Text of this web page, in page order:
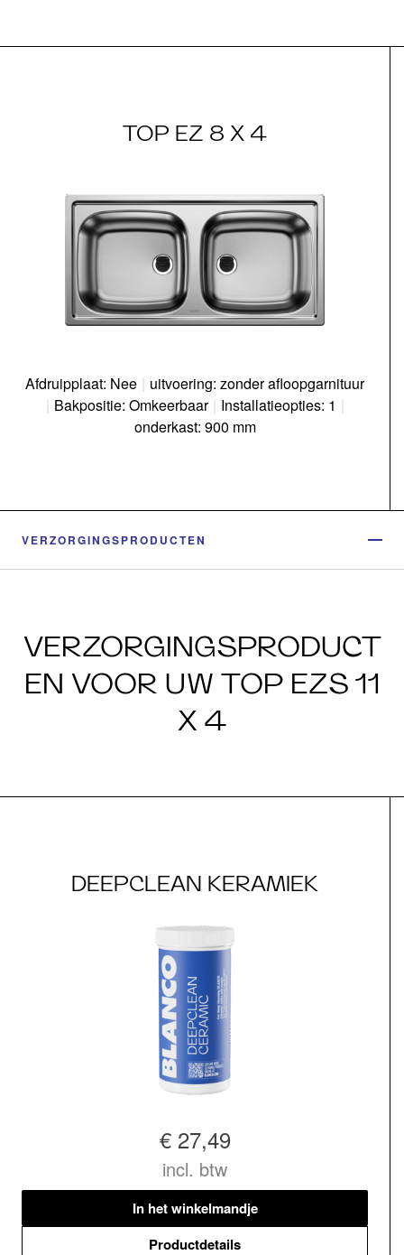
TOP EZ 8 X 4
Afdruipplaat: Nee | uitvoering: zonder afloopgarnituur
| Bakpositie: Omkeerbaar | Installatieopties: 1 |
onderkast: 900 mm
VERZORGINGSPRODUCTEN
VERZORGINGSPRODUCT
EN VOOR UW TOP EZS 11
X 4
DEEPCLEAN KERAMIEK
€ 27,49
incl. btw
In het winkelmandje
Productdetails